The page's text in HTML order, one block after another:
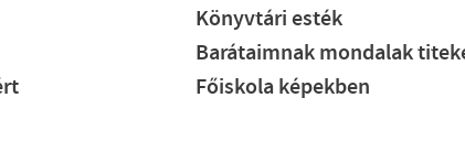
Könyvtári esték
Barátaimnak mondalak
Főiskola képekben